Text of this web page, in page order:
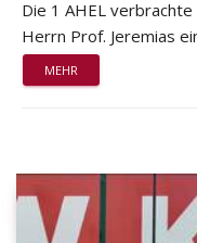
Die 1 AHEL
Herrn Prof. Jeremias
MEHR